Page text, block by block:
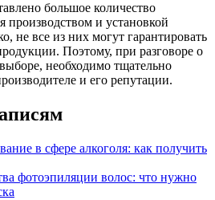
большое количество
и установкой
не все из них могут гарантировать
Поэтому, при разговоре о
необходимо тщательно
и его репутации.
в сфере алкоголя: как получить
фотоэпиляции волос: что нужно